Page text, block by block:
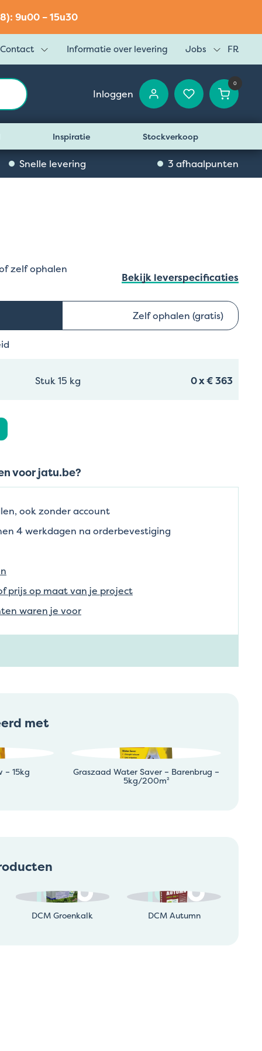
9u00 – 15u30
Contact Informatie over levering Jobs FR
Inloggen
0
Inspiratie Stockverkoop
Snelle levering 3 afhaalpunten
zelf ophalen
Bekijk leverspecificaties
Zelf ophalen (gratis)
Stuk 15 kg 0x€ 363
voor jatu.be?
ook zonder account
4 werkdagen na orderbevestiging
prijs op maat van je project
waren je voor
met
– 15kg Graszaad Water Saver – Barenbrug –
5kg/200m²
DCM Groenkalk DCM Autumn